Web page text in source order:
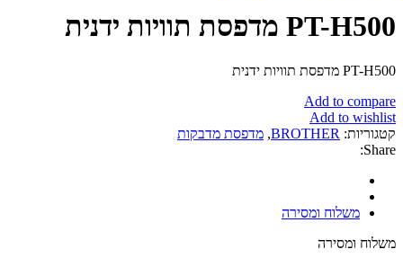
PT-H500 מדפסת תוויות ידנית
PT-H500 מדפסת תוויות ידנית
Add to compare
Add to wishlist
קטגוריות: BROTHER
, מדפסת מדבקות
Share:
משלוח ומסירה
משלוח ומסירה